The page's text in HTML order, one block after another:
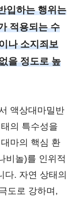
입하는 행위는
적용되는 수
나 소지죄보
을 정도로 높
액상대마밀반
의 특수성을
마의 핵심 환
비놀)를 인위적
다. 자연 상태의
도로 강하며,